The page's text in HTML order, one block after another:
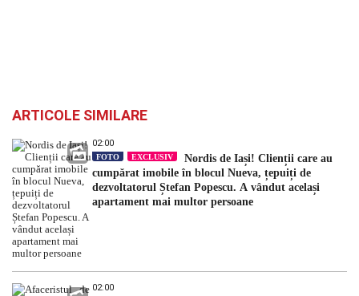
ARTICOLE SIMILARE
02:00
FOTO EXCLUSIV
Nordis de Iași! Clienții care au
cumpărat imobile în blocul Nueva, țepuiți de
dezvoltatorul Ștefan Popescu. A vândut același
apartament mai multor persoane
02:00